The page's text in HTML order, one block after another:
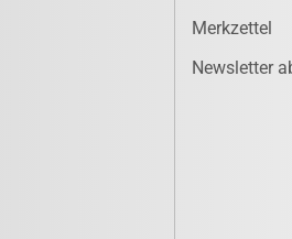
Merkzettel
Newsletter